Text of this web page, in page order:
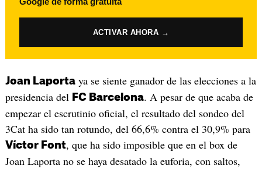
ACTIVAR AHORA →
Joan Laportaya se siente ganador de las elecciones a la
presidencia del FC Barcelona. A pesar de que acaba de
empezar el escrutinio oficial, el resultado del sondeo del
3Cat ha sido tan rotundo, del 66,6% contra el 30,9% para
Víctor Font, que ha sido imposible que en el box de
Joan Laporta no se haya desatado la euforia, con saltos,